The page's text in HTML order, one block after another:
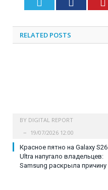
RELATED POSTS
BY DIGITAL REPORT
19/07/2026 12:00
Красное пятно на Galaxy S26
Ultra напугало владельцев:
Samsung раскрыла причину